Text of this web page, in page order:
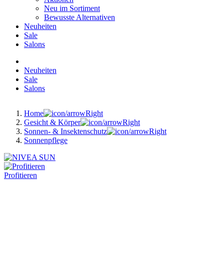
Neu im Sortiment
Bewusste Alternativen
Neuheiten
Sale
Salons
Neuheiten
Sale
Salons
Home
Gesicht & Körper
Sonnen- & Insektenschutz
Sonnenpflege
Profitieren